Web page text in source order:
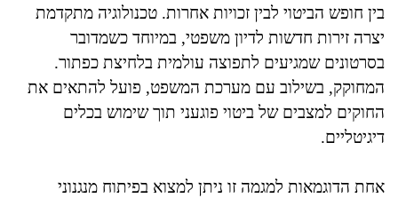
בין חופש הביטוי לבין זכויות אחרות. טכנולוגיה מתקדמת
יצרה זירות חדשות לדיון משפטי, במיוחד כשמדובר
בסרטונים שמגיעים לתפוצה עולמית בלחיצת כפתור.
המחוקק, בשילוב עם מערכת המשפט, פועל להתאים את
החוקים למצבים של ביטוי פוגעני תוך שימוש בכלים
דיגיטליים.
אחת הדוגמאות למגמה זו ניתן למצוא בפיתוח מנגנוני